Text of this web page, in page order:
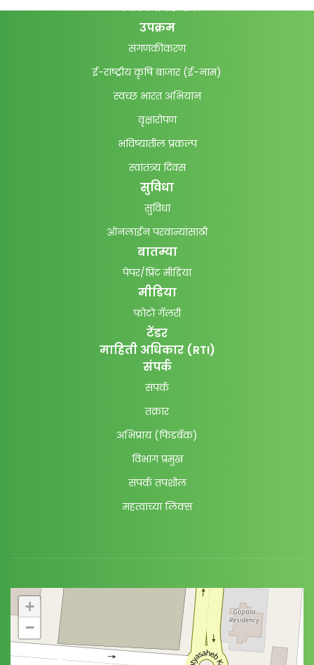
दैनंदिन बाजार भाव
उपक्रम
संगणकीकरण
ई-राष्ट्रीय कृषि बाजार (ई-नाम)
स्वच्छ भारत अभियान
वृक्षारोपण
भविष्यातील प्रकल्प
स्वातंत्र्य दिवस
सुविधा
सुविधा
ऑनलाईन परवान्यांसाठी
बातम्या
पेपर/प्रिंट मीडिया
मीडिया
फोटो गॅलरी
टेंडर
माहिती अधिकार (RTI)
संपर्क
संपर्क
तक्रार
अभिप्राय (फिडबॅक)
विभाग प्रमुख
संपर्क तपशील
महत्वाच्या लिंक्स
+
−